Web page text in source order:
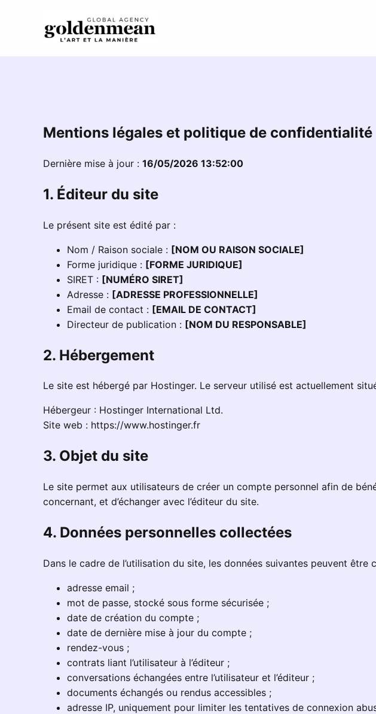
Mentions légales et politique de confidentialité
Dernière mise à jour : 16/05/2026 13:52:00
1. Éditeur du site
Le présent site est édité par :
Nom / Raison sociale : [NOM OU RAISON SOCIALE]
Forme juridique : [FORME JURIDIQUE]
SIRET : [NUMÉRO SIRET]
Adresse : [ADRESSE PROFESSIONNELLE]
Email de contact : [EMAIL DE CONTACT]
Directeur de publication : [NOM DU RESPONSABLE]
2. Hébergement
Le site est hébergé par Hostinger. Le serveur utilisé est actuellement
Hébergeur : Hostinger International Ltd.
Site web : https://www.hostinger.fr
3. Objet du site
Le site permet aux utilisateurs de créer un compte personnel afin de
concernant, et d’échanger avec l’éditeur du site.
4. Données personnelles collectées
Dans le cadre de l’utilisation du site, les données suivantes peuvent être
adresse email ;
mot de passe, stocké sous forme sécurisée ;
date de création du compte ;
date de dernière mise à jour du compte ;
rendez-vous ;
contrats liant l’utilisateur à l’éditeur ;
conversations échangées entre l’utilisateur et l’éditeur ;
documents échangés ou rendus accessibles ;
adresse IP, uniquement pour limiter les tentatives de connexion